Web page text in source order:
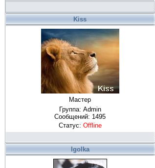
Kiss
Мастер
Группа: Admin
Сообщений: 1495
Статус: Offline
Igolka